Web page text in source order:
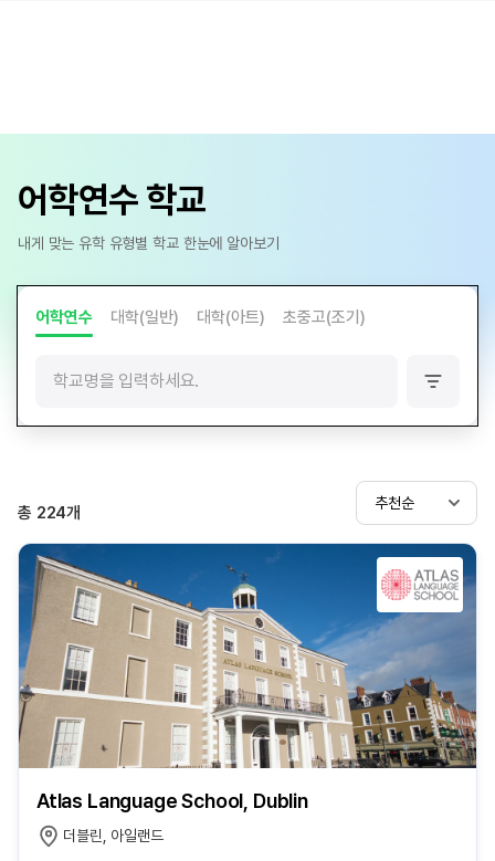
어학연수 학교
내게 맞는 유학 유형별 학교 한눈에 알아보기
어학연수 대학(일반) 대학(아트) 초중고(조기)
필
총 224개
추천순
Atlas Language School, Dublin
더블린, 아일랜드